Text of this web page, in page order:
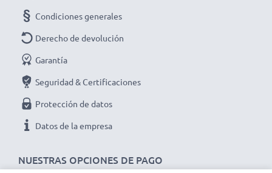
NUESTRAS OPCIONES DE PAGO
Condiciones generales
Derecho de devolución
Garantía
Seguridad & Certificaciones
Protección de datos
Datos de la empresa